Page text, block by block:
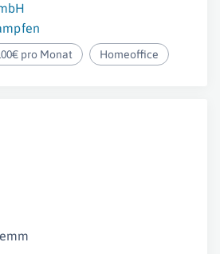
pro Monat Homeoffice